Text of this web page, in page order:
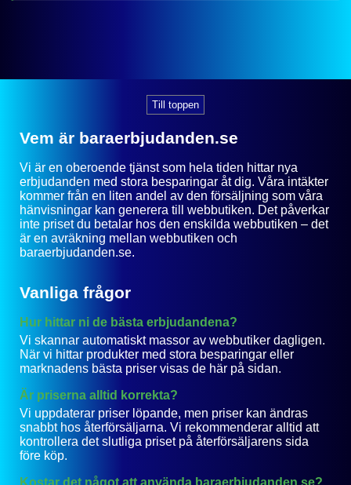
Till toppen
Vem är baraerbjudanden.se
Vi är en oberoende tjänst som hela tiden hittar nya
erbjudanden med stora besparingar åt dig. Våra intäkter
kommer från en liten andel av den försäljning som våra
hänvisningar kan generera till webbutiken. Det påverkar
inte priset du betalar hos den enskilda webbutiken – det
är en avräkning mellan webbutiken och
baraerbjudanden.se.
Vanliga frågor
Hur hittar ni de bästa erbjudandena?
Vi skannar automatiskt massor av webbutiker dagligen.
När vi hittar produkter med stora besparingar eller
marknadens bästa priser visas de här på sidan.
Är priserna alltid korrekta?
Vi uppdaterar priser löpande, men priser kan ändras
snabbt hos återförsäljarna. Vi rekommenderar alltid att
kontrollera det slutliga priset på återförsäljarens sida
före köp.